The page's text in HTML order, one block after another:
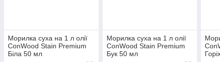
Морилка суха на 1 л олії
ConWood Stain Premium
Біла 50 мл
Морилка суха на 1 л олії
ConWood Stain Premium
Бук 50 мл